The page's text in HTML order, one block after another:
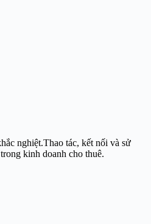
nghiệt.Thao tác, kết nối và sử
kinh doanh cho thuê.